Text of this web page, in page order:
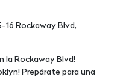
16 Rockaway Blvd,
la Rockaway Blvd!
Prepárate para una